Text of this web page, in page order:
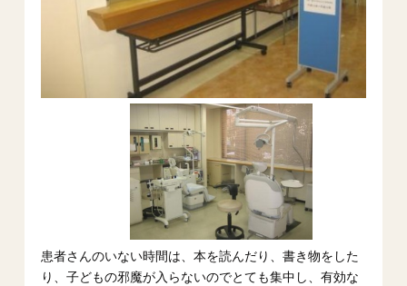
患者さんのいない時間は、本を読んだり、書き物をした
り、子どもの邪魔が入らないのでとても集中し、有効な